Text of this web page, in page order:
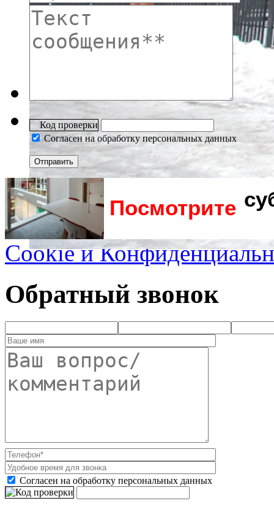
Согласен на обработку персональных данных
Посмотрите
Cookie и
Обратный звонок
Согласен на обработку персональных данных